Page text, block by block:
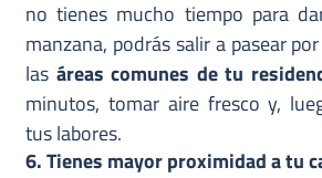
no tienes mucho tiempo para
manzana, podrás salir a pasear
las áreas comunes de tu
minutos, tomar aire fresco y,
tus labores.
6. Tienes mayor proximidad a tu